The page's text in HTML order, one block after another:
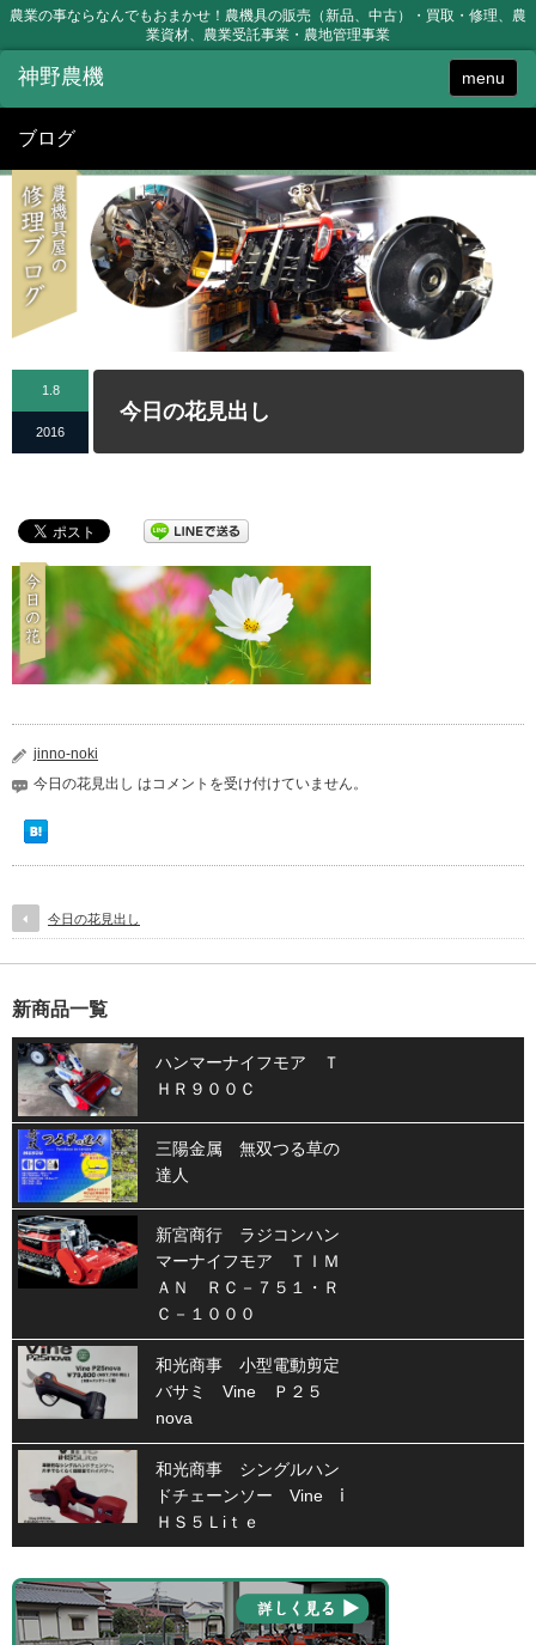
農業の事ならなんでもおまかせ！農機具の販売（新品、中古）・買取・修理、農
業資材、農業受託事業・農地管理事業
menu
ブログ
1.8
2016
今日の花見出し
jinno-noki
今日の花見出し はコメントを受け付けていません。
今日の花見出し
新商品一覧
ハンマーナイフモア Ｔ
ＨＲ９００Ｃ
三陽金属 無双つる草の
達人
新宮商行 ラジコンハン
マーナイフモア ＴＩＭ
ＡＮ ＲＣ－７５１・Ｒ
Ｃ－１０００
和光商事 小型電動剪定
バサミ Vine Ｐ２５
nova
和光商事 シングルハン
ドチェーンソー Vine ⅰ
ＨＳ５Ｌiｔｅ